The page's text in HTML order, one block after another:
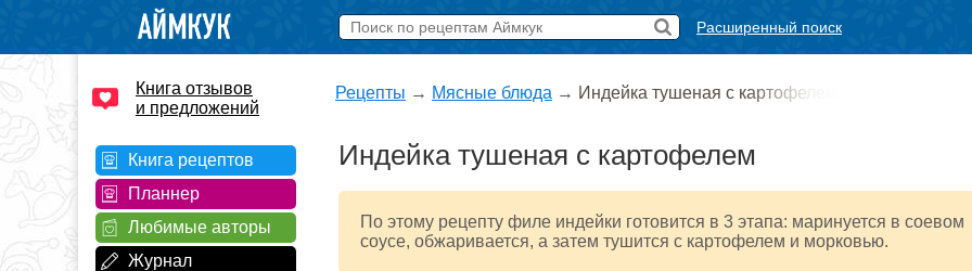
Расширенный поиск
Книга отзывов
и предложений
Книга рецептов
Планнер
Любимые авторы
Журнал
Рецепты → Мясные блюда → Индейка тушеная с картофелем
Индейка тушеная с картофелем
По этому рецепту филе индейки готовится в 3 этапа: маринуется в соевом
соусе, обжаривается, а затем тушится с картофелем и морковью.